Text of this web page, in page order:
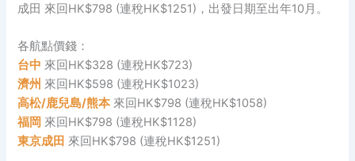
成田 來回HK$798 (連稅HK$1251)，出發日期至出年10月。
各航點價錢：
台中 來回HK$328 (連稅HK$723)
濟州 來回HK$598 (連稅HK$1023)
高松/鹿兒島/熊本 來回HK$798 (連稅HK$1058)
福岡 來回HK$798 (連稅HK$1128)
東京成田 來回HK$798 (連稅HK$1251)